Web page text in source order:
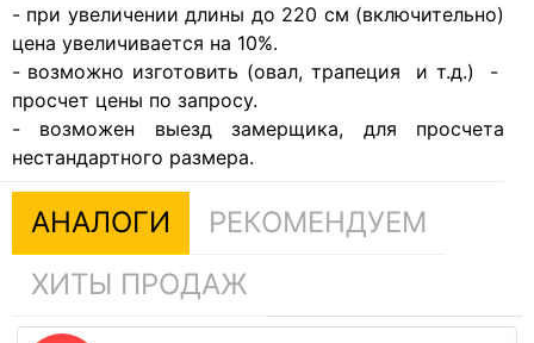
- при увеличении длины до 220 см (включительно)
цена увеличивается на 10%.
- возможно изготовить (овал, трапеция и т.д.) -
просчет цены по запросу.
- возможен выезд замерщика, для просчета
нестандартного размера.
АНАЛОГИ
РЕКОМЕНДУЕМ
ХИТЫ ПРОДАЖ